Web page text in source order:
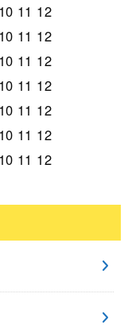
10 11 12
10 11 12
10 11 12
10 11 12
10 11 12
10 11 12
10 11 12